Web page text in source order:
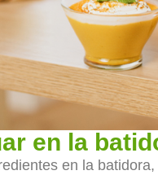
en la
en la